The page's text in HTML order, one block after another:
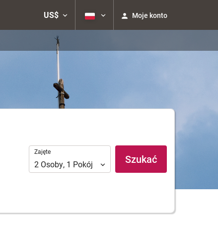
US$ Moje konto
Zajęte
Zajęte
2 Osoby, 1 Pokój Szukać